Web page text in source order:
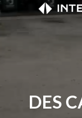
DES